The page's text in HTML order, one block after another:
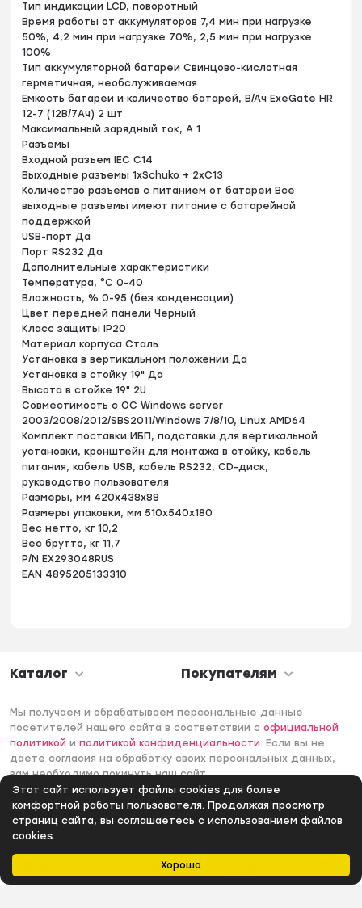
Хорошо
Этот сайт использует файлы cookies для более
комфортной работы пользователя. Продолжая просмотр
страниц сайта, вы соглашаетесь с использованием файлов
cookies.
Избранное
Тип индикации LCD, поворотный
Время работы от аккумуляторов 7,4 мин при нагрузке
50%, 4,2 мин при нагрузке 70%, 2,5 мин при нагрузке
100%
Тип аккумуляторной батареи Свинцово-кислотная
герметичная, необслуживаемая
Емкость батареи и количество батарей, В/Ач ExeGate HR
12-7 (12В/7Ач) 2 шт
Максимальный зарядный ток, A 1
Разъемы
Входной разъем IEC C14
Выходные разъемы 1xSchuko + 2xC13
Количество разъемов с питанием от батареи Все
выходные разъемы имеют питание с батарейной
поддержкой
USB-порт Да
Порт RS232 Да
Дополнительные характеристики
Температура, °С 0-40
Влажность, % 0-95 (без конденсации)
Цвет передней панели Черный
Класс защиты IP20
Материал корпуса Сталь
Установка в вертикальном положении Да
Установка в стойку 19" Да
Высота в стойке 19" 2U
Совместимость с ОС Windows server
2003/2008/2012/SBS2011/Windows 7/8/10, Linux AMD64
Комплект поставки ИБП, подставки для вертикальной
установки, кронштейн для монтажа в стойку, кабель
питания, кабель USB, кабель RS232, CD-диск,
руководство пользователя
Размеры, мм 420x438x88
Размеры упаковки, мм 510x540x180
Вес нетто, кг 10,2
Вес брутто, кг 11,7
P/N EX293048RUS
EAN 4895205133310
Каталог Покупателям
Мы получаем и обрабатываем персональные данные
посетителей нашего сайта в соответствии софициальной
политикой иполитикой конфиденциальности. Если вы не
даете согласия на обработку своих персональных данных,
вам необходимо покинуть наш сайт.
© 2006 -2026 Интернет-магазин Лантек. Все права
защищены.